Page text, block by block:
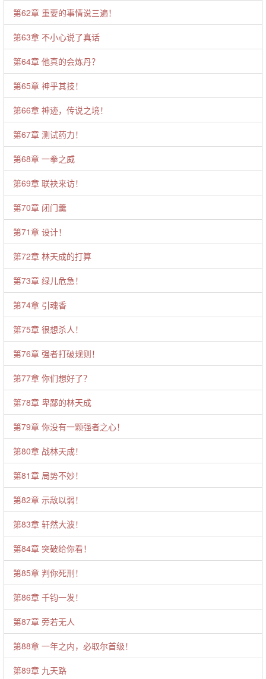
第62章 重要的事情说三遍！
第63章 不小心说了真话
第64章 他真的会炼丹？
第65章 神乎其技！
第66章 神迹，传说之境！
第67章 测试药力！
第68章 一拳之威
第69章 联袂来访！
第70章 闭门羹
第71章 设计！
第72章 林天成的打算
第73章 绿儿危急！
第74章 引魂香
第75章 很想杀人！
第76章 强者打破规则！
第77章 你们想好了？
第78章 卑鄙的林天成
第79章 你没有一颗强者之心！
第80章 战林天成！
第81章 局势不妙！
第82章 示敌以弱！
第83章 轩然大波！
第84章 突破给你看！
第85章 判你死刑！
第86章 千钧一发！
第87章 旁若无人
第88章 一年之内，必取尔首级！
第89章 九天路